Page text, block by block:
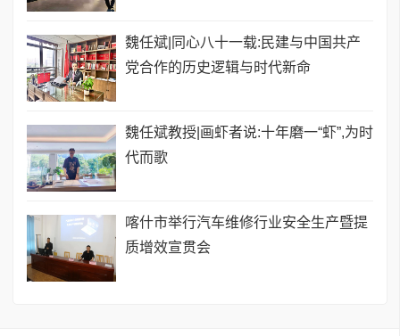
魏任斌|同心八十一载:民建与中国共产
党合作的历史逻辑与时代新命
魏任斌教授|画虾者说:十年磨一“虾”,为时
代而歌
喀什市举行汽车维修行业安全生产暨提
质增效宣贯会